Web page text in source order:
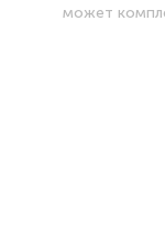
может